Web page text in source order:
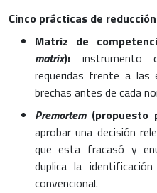
Cinco prácticas de
Matriz de
matrix):instrumento
requeridas frente a las
brechas antes de cada
Premortem(propuesto
aprobar una decisión
que esta fracasó y
duplica la
convencional.